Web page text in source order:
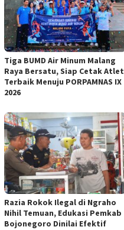
Tiga BUMD Air Minum Malang
Raya Bersatu, Siap Cetak Atlet
Terbaik Menuju PORPAMNAS IX
2026
Razia Rokok Ilegal di Ngraho
Nihil Temuan, Edukasi Pemkab
Bojonegoro Dinilai Efektif